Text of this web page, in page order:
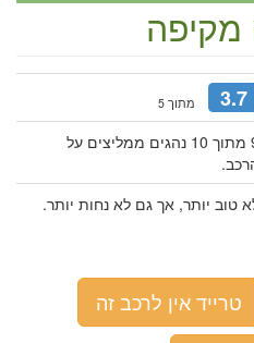
מקיפה
3.7 מתוך 5
9 מתוך 10 נהגים ממליצים על
טוב יותר, אך גם לא נחות יותר.
טרייד אין לרכב זה